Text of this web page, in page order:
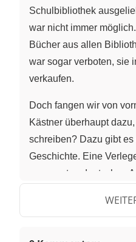
Schulbibliothek
war nicht immer
Bücher aus allen
war sogar verboten, sie
verkaufen.
Doch fangen wir von
Kästner überhaupt
schreiben? Dazu gibt
Geschichte. Eine
es an guten deutschen
Kästner, der bis dahin